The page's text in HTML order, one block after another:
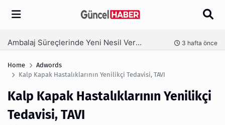
Arama
Ambalaj Süreçlerinde Yeni Nesil Verimliliği Olimpack ile Yakalayın 3 hafta önce
Home
Adwords
Kalp Kapak Hastalıklarının Yenilikçi Tedavisi, TAVI
Kalp Kapak Hastalıklarının Yenilikçi
Tedavisi, TAVI